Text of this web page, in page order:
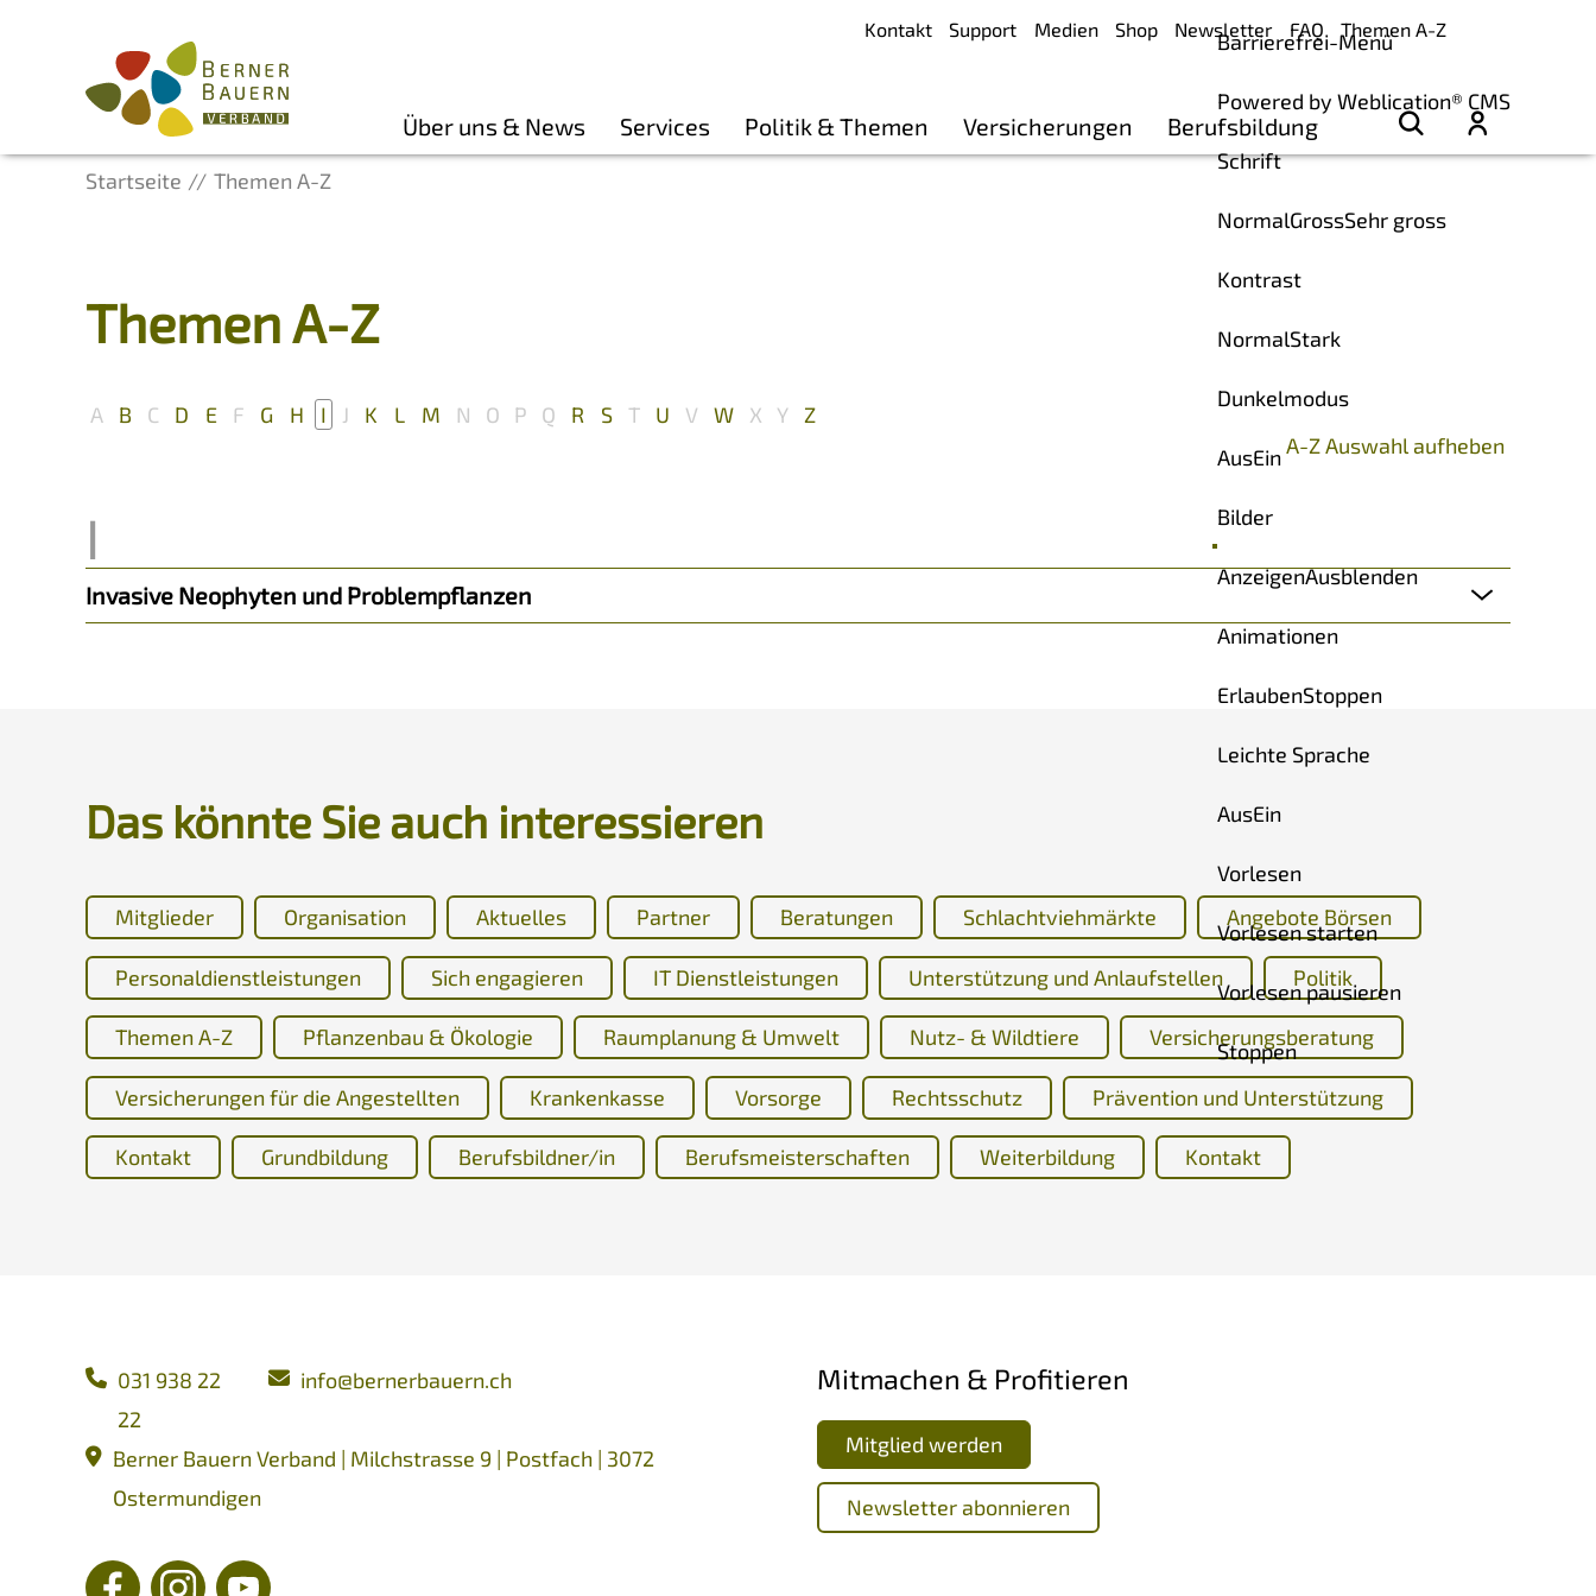
Barrierefrei-Menü
Powered by Weblication® CMS
Schrift
NormalGrossSehr gross
Kontrast
NormalStark
Dunkelmodus
AusEin
Bilder
AnzeigenAusblenden
Animationen
ErlaubenStoppen
Leichte Sprache
AusEin
Vorlesen
Vorlesen starten
Vorlesen pausieren
Stoppen
Kontakt Support Medien Shop Newsletter FAQ Themen A-Z
Über uns & News Services Politik & Themen Versicherungen Berufsbildung
Startseite Themen A-Z
Themen A-Z
A B C D E F G H I J K L M N O P Q R S T U V W X Y
Z
A-Z Auswahl aufheben
Invasive Neophyten und Problempflanzen
Das könnte Sie auch interessieren
Mitglieder Organisation Aktuelles Partner Beratungen Schlachtviehmärkte Angebote Börsen
Personaldienstleistungen Sich engagieren IT Dienstleistungen Unterstützung und Anlaufstellen Politik
Themen A-Z Pflanzenbau & Ökologie Raumplanung & Umwelt Nutz- & Wildtiere Versicherungsberatung
Versicherungen für die Angestellten Krankenkasse Vorsorge Rechtsschutz Prävention und Unterstützung
Kontakt Grundbildung Berufsbildner/in Berufsmeisterschaften Weiterbildung Kontakt
031 938 22
22
nf b rn rb rn ch
Berner Bauern Verband | Milchstrasse 9 | Postfach | 3072
Ostermundigen
Mitmachen & Profitieren
Mitglied werden
Newsletter abonnieren